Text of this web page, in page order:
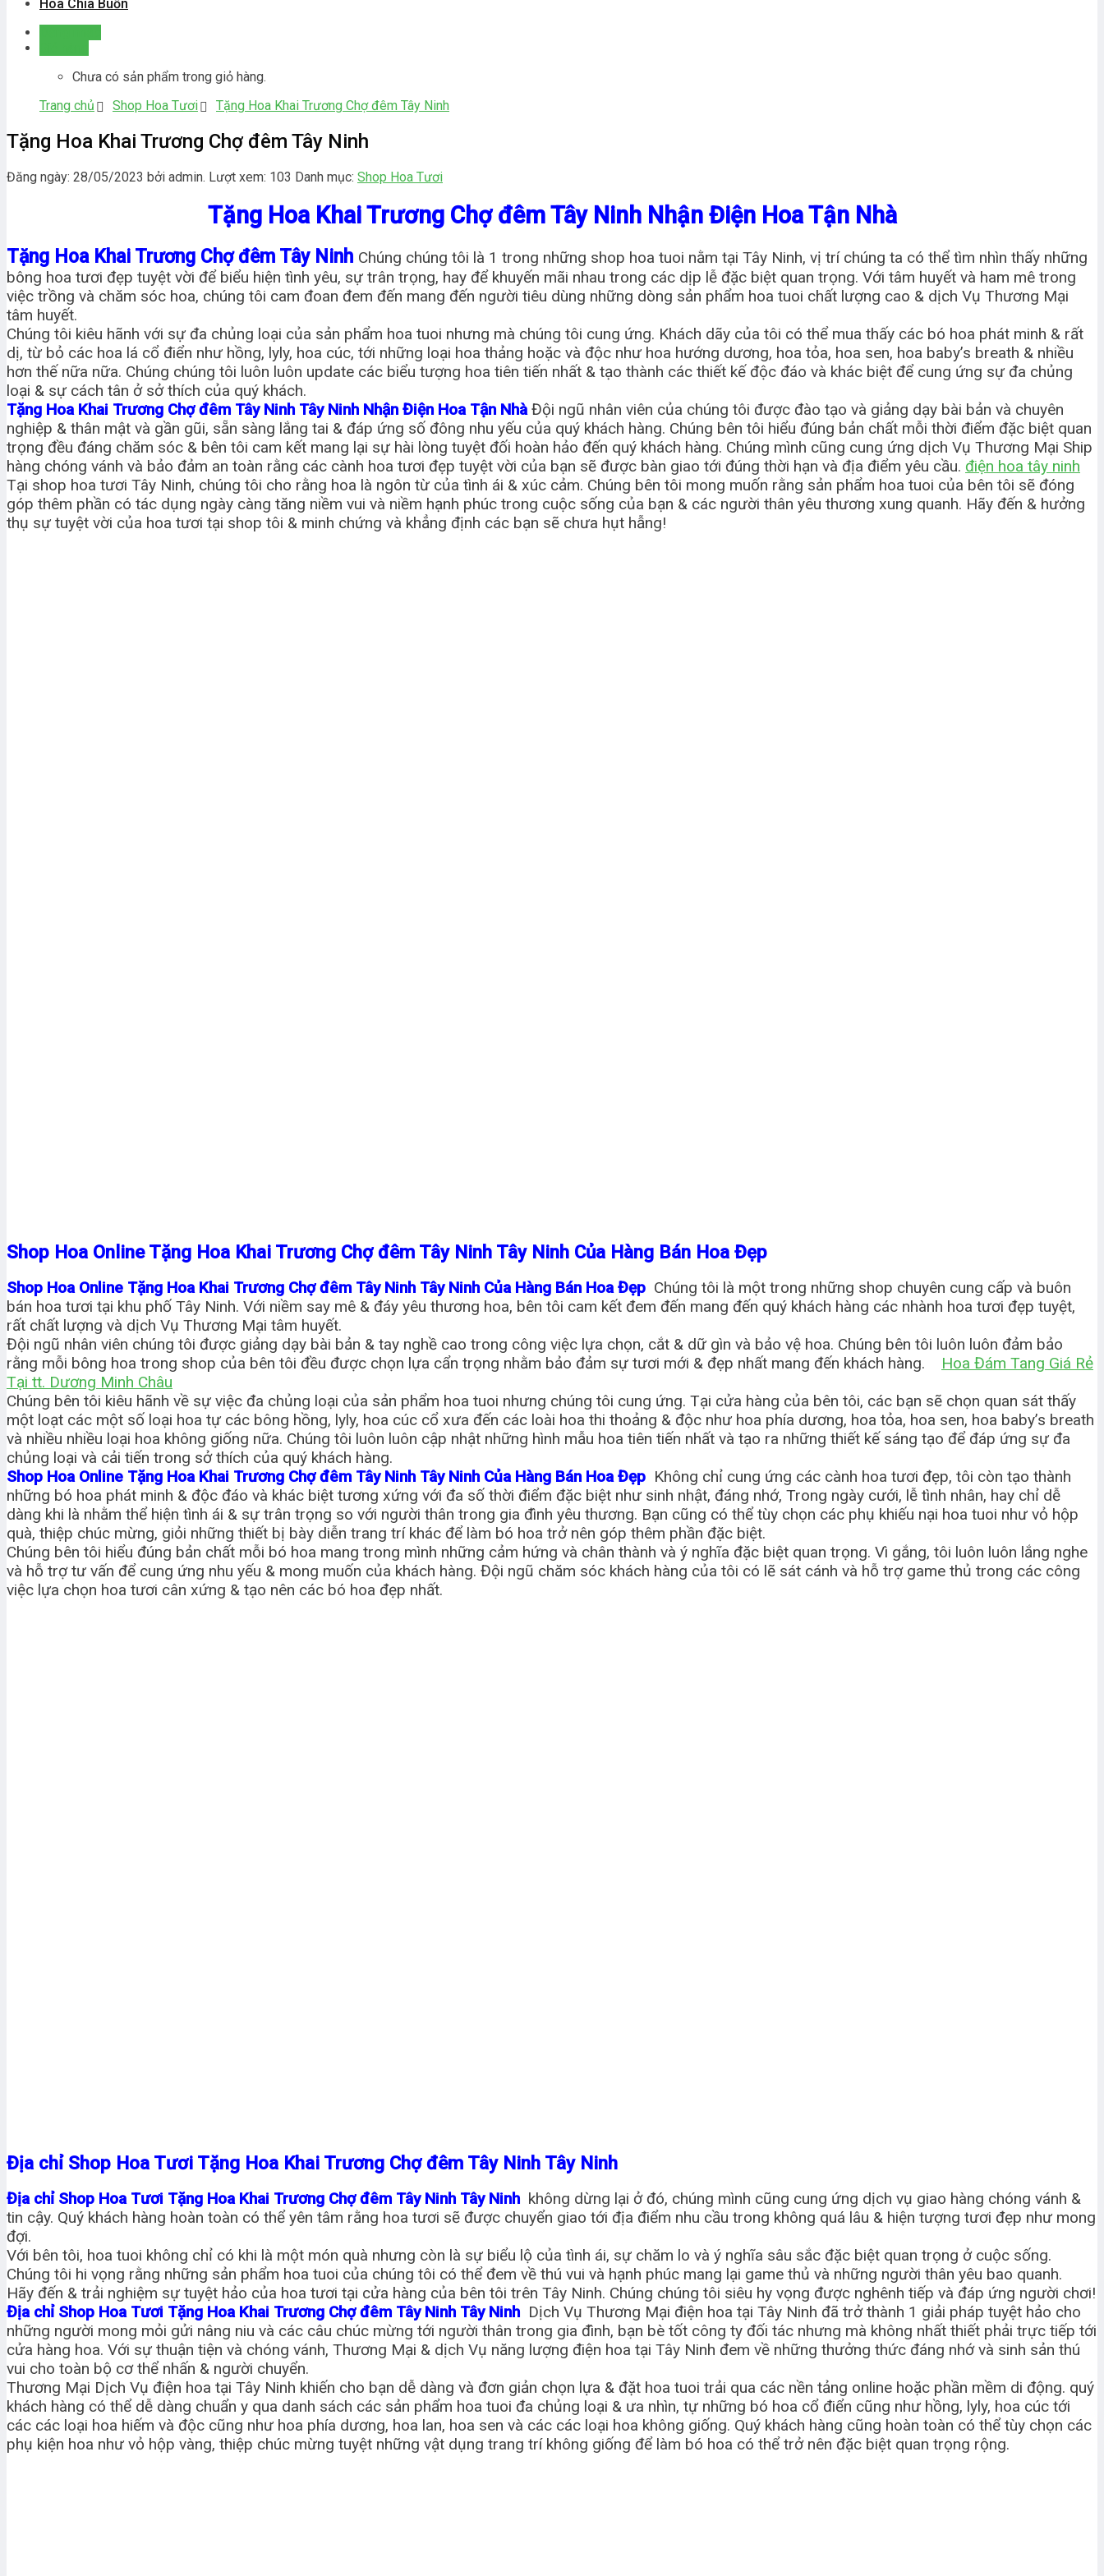
Hoa Chia Buồn
Chưa có sản phẩm trong giỏ hàng.
Trang chủ
Shop Hoa Tươi Tặng Hoa Khai Trương Chợ đêm Tây Ninh
Tặng Hoa Khai Trương Chợ đêm Tây Ninh
Đăng ngày: 28/05/2023 bởi admin. Lượt xem: 103 Danh mục: Shop Hoa Tươi
Tặng Hoa Khai Trương Chợ đêm Tây Ninh Nhận Điện Hoa Tận Nhà
Tặng Hoa Khai Trương Chợ đêm Tây Ninh Chúng chúng tôi là 1 trong những shop hoa tuoi nằm tại Tây Ninh, vị trí chúng ta có thể tìm nhìn thấy những
bông hoa tươi đẹp tuyệt vời để biểu hiện tình yêu, sự trân trọng, hay để khuyến mãi nhau trong các dịp lễ đặc biệt quan trọng. Với tâm huyết và ham mê trong
việc trồng và chăm sóc hoa, chúng tôi cam đoan đem đến mang đến người tiêu dùng những dòng sản phẩm hoa tuoi chất lượng cao & dịch Vụ Thương Mại
tâm huyết.
Chúng tôi kiêu hãnh với sự đa chủng loại của sản phẩm hoa tuoi nhưng mà chúng tôi cung ứng. Khách dãy của tôi có thể mua thấy các bó hoa phát minh & rất
dị, từ bỏ các hoa lá cổ điển như hồng, lyly, hoa cúc, tới những loại hoa thảng hoặc và độc như hoa hướng dương, hoa tỏa, hoa sen, hoa baby’s breath & nhiều
hơn thế nữa nữa. Chúng chúng tôi luôn luôn update các biểu tượng hoa tiên tiến nhất & tạo thành các thiết kế độc đáo và khác biệt để cung ứng sự đa chủng
loại & sự cách tân ở sở thích của quý khách.
Tặng Hoa Khai Trương Chợ đêm Tây Ninh Tây Ninh Nhận Điện Hoa Tận NhàĐội ngũ nhân viên của chúng tôi được đào tạo và giảng dạy bài bản và chuyên
nghiệp & thân mật và gần gũi, sẵn sàng lắng tai & đáp ứng số đông nhu yếu của quý khách hàng. Chúng bên tôi hiểu đúng bản chất mỗi thời điểm đặc biệt quan
trọng đều đáng chăm sóc & bên tôi cam kết mang lại sự hài lòng tuyệt đối hoàn hảo đến quý khách hàng. Chúng mình cũng cung ứng dịch Vụ Thương Mại Ship
hàng chóng vánh và bảo đảm an toàn rằng các cành hoa tươi đẹp tuyệt vời của bạn sẽ được bàn giao tới đúng thời hạn và địa điểm yêu cầu. điện hoa tây ninh
Tại shop hoa tươi Tây Ninh, chúng tôi cho rằng hoa là ngôn từ của tình ái & xúc cảm. Chúng bên tôi mong muốn rằng sản phẩm hoa tuoi của bên tôi sẽ đóng
góp thêm phần có tác dụng ngày càng tăng niềm vui và niềm hạnh phúc trong cuộc sống của bạn & các người thân yêu thương xung quanh. Hãy đến & hưởng
thụ sự tuyệt vời của hoa tươi tại shop tôi & minh chứng và khẳng định các bạn sẽ chưa hụt hẫng!
Shop Hoa Online Tặng Hoa Khai Trương Chợ đêm Tây Ninh Tây Ninh Của Hàng Bán Hoa Đẹp
Shop Hoa Online Tặng Hoa Khai Trương Chợ đêm Tây Ninh Tây Ninh Của Hàng Bán Hoa Đẹp Chúng tôi là một trong những shop chuyên cung cấp và buôn
bán hoa tươi tại khu phố Tây Ninh. Với niềm say mê & đáy yêu thương hoa, bên tôi cam kết đem đến mang đến quý khách hàng các nhành hoa tươi đẹp tuyệt,
rất chất lượng và dịch Vụ Thương Mại tâm huyết.
Đội ngũ nhân viên chúng tôi được giảng dạy bài bản & tay nghề cao trong công việc lựa chọn, cắt & dữ gìn và bảo vệ hoa. Chúng bên tôi luôn luôn đảm bảo
rằng mỗi bông hoa trong shop của bên tôi đều được chọn lựa cẩn trọng nhằm bảo đảm sự tươi mới & đẹp nhất mang đến khách hàng. Hoa Đám Tang Giá Rẻ
Tại tt. Dương Minh Châu
Chúng bên tôi kiêu hãnh về sự việc đa chủng loại của sản phẩm hoa tuoi nhưng chúng tôi cung ứng. Tại cửa hàng của bên tôi, các bạn sẽ chọn quan sát thấy
một loạt các một số loại hoa tự các bông hồng, lyly, hoa cúc cổ xưa đến các loài hoa thi thoảng & độc như hoa phía dương, hoa tỏa, hoa sen, hoa baby’s breath
và nhiều nhiều loại hoa không giống nữa. Chúng tôi luôn luôn cập nhật những hình mẫu hoa tiên tiến nhất và tạo ra những thiết kế sáng tạo để đáp ứng sự đa
chủng loại và cải tiến trong sở thích của quý khách hàng.
Shop Hoa Online Tặng Hoa Khai Trương Chợ đêm Tây Ninh Tây Ninh Của Hàng Bán Hoa Đẹp Không chỉ cung ứng các cành hoa tươi đẹp, tôi còn tạo thành
những bó hoa phát minh & độc đáo và khác biệt tương xứng với đa số thời điểm đặc biệt như sinh nhật, đáng nhớ, Trong ngày cưới, lễ tình nhân, hay chỉ dễ
dàng khi là nhằm thể hiện tình ái & sự trân trọng so với người thân trong gia đình yêu thương. Bạn cũng có thể tùy chọn các phụ khiếu nại hoa tuoi như vỏ hộp
quà, thiệp chúc mừng, giỏi những thiết bị bày diễn trang trí khác để làm bó hoa trở nên góp thêm phần đặc biệt.
Chúng bên tôi hiểu đúng bản chất mỗi bó hoa mang trong mình những cảm hứng và chân thành và ý nghĩa đặc biệt quan trọng. Vì gắng, tôi luôn luôn lắng nghe
và hỗ trợ tư vấn để cung ứng nhu yếu & mong muốn của khách hàng. Đội ngũ chăm sóc khách hàng của tôi có lẽ sát cánh và hỗ trợ game thủ trong các công
việc lựa chọn hoa tươi cân xứng & tạo nên các bó hoa đẹp nhất.
Địa chỉ Shop Hoa Tươi Tặng Hoa Khai Trương Chợ đêm Tây Ninh Tây Ninh
Địa chỉ Shop Hoa Tươi Tặng Hoa Khai Trương Chợ đêm Tây Ninh Tây Ninh không dừng lại ở đó, chúng mình cũng cung ứng dịch vụ giao hàng chóng vánh &
tin cậy. Quý khách hàng hoàn toàn có thể yên tâm rằng hoa tươi sẽ được chuyển giao tới địa điểm nhu cầu trong không quá lâu & hiện tượng tươi đẹp như mong
đợi.
Với bên tôi, hoa tuoi không chỉ có khi là một món quà nhưng còn là sự biểu lộ của tình ái, sự chăm lo và ý nghĩa sâu sắc đặc biệt quan trọng ở cuộc sống.
Chúng tôi hi vọng rằng những sản phẩm hoa tuoi của chúng tôi có thể đem về thú vui và hạnh phúc mang lại game thủ và những người thân yêu bao quanh.
Hãy đến & trải nghiệm sự tuyệt hảo của hoa tươi tại cửa hàng của bên tôi trên Tây Ninh. Chúng chúng tôi siêu hy vọng được nghênh tiếp và đáp ứng người chơi!
Địa chỉ Shop Hoa Tươi Tặng Hoa Khai Trương Chợ đêm Tây Ninh Tây Ninh Dịch Vụ Thương Mại điện hoa tại Tây Ninh đã trở thành 1 giải pháp tuyệt hảo cho
những người mong mỏi gửi nâng niu và các câu chúc mừng tới người thân trong gia đình, bạn bè tốt công ty đối tác nhưng mà không nhất thiết phải trực tiếp tới
cửa hàng hoa. Với sự thuận tiện và chóng vánh, Thương Mại & dịch Vụ năng lượng điện hoa tại Tây Ninh đem về những thưởng thức đáng nhớ và sinh sản thú
vui cho toàn bộ cơ thể nhấn & người chuyển.
Thương Mại Dịch Vụ điện hoa tại Tây Ninh khiến cho bạn dễ dàng và đơn giản chọn lựa & đặt hoa tuoi trải qua các nền tảng online hoặc phần mềm di động. quý
khách hàng có thể dễ dàng chuẩn y qua danh sách các sản phẩm hoa tuoi đa chủng loại & ưa nhìn, tự những bó hoa cổ điển cũng như hồng, lyly, hoa cúc tới
các các loại hoa hiếm và độc cũng như hoa phía dương, hoa lan, hoa sen và các các loại hoa không giống. Quý khách hàng cũng hoàn toàn có thể tùy chọn các
phụ kiện hoa như vỏ hộp vàng, thiệp chúc mừng tuyệt những vật dụng trang trí không giống để làm bó hoa có thể trở nên đặc biệt quan trọng rộng.